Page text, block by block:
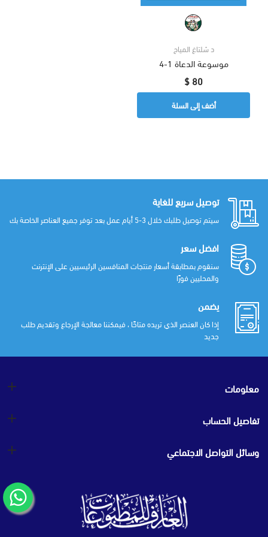
د شلتاغ المياح
موسوعة الدعاة 1-4
80 $
أضف إلى السلة
توصيل سريع للغاية
سيتم توصيل طلبك خلال 3-5 أيام عمل بعد توفر جميع العناصر الخاصة بك
افضل سعر
سنقوم بمطابقة أسعار منتجات المنافسين الرئيسيين على الإنترنت
والمحليين فورًا
يضمن
إذا كان العنصر الذي تريده متاحًا ، فيمكننا معالجة الإرجاع وتقديم طلب
جديد
معلومات
تفاصيل الحساب
وسائل التواصل الاجتماعي